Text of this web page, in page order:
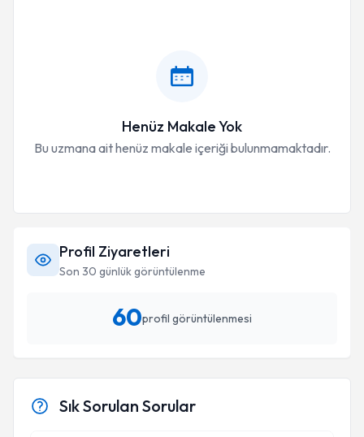
Henüz Makale Yok
Bu uzmana ait henüz makale içeriği bulunmamaktadır.
Profil Ziyaretleri
Son 30 günlük görüntülenme
60profil görüntülenmesi
Sık Sorulan Sorular